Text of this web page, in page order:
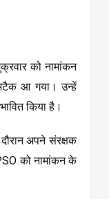
को नामांकन
आ गया। उन्हें
किया है।
अपने संरक्षक
को नामांकन के